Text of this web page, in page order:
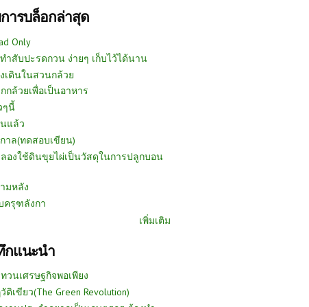
ารบล็อกล่าสุด
Only
ำสับปะรดกวน ง่ายๆ เก็บไว้ได้นาน
เดินในสวนกล้วย
กล้วยเพื่อเป็นอาหาร
ๆนี้
แล้ว
าล(ทดสอบเขียน)
องใช้ดินขุยไผ่เป็นวัสดุในการปลูกบอน
มหลัง
ครุฑลังกา
เพิ่มเติม
กแนะนำ
วนเศรษฐกิจพอเพียง
ติเขียว(The Green Revolution)